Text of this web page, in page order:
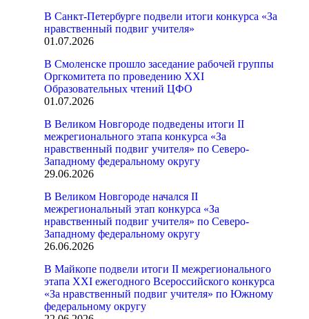
В Санкт-Петербурге подвели итоги конкурса «За
нравственный подвиг учителя»
01.07.2026
В Смоленске прошло заседание рабочей группы
Оргкомитета по проведению XXI
Образовательных чтений ЦФО
01.07.2026
В Великом Новгороде подведены итоги II
межрегионального этапа конкурса «За
нравственный подвиг учителя» по Северо-
Западному федеральному округу
29.06.2026
В Великом Новгороде начался II
межрегиональный этап конкурса «За
нравственный подвиг учителя» по Северо-
Западному федеральному округу
26.06.2026
В Майкопе подвели итоги II межрегионального
этапа XXI ежегодного Всероссийского конкурса
«За нравственный подвиг учителя» по Южному
федеральному округу